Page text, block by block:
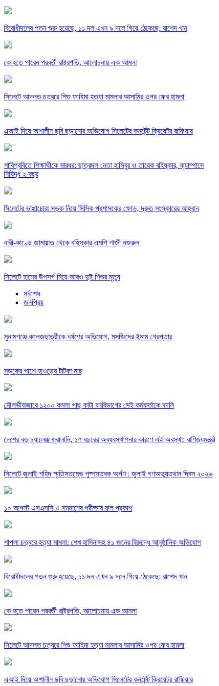
বিরোধীদলের পতন শুরু হয়েছে, ১১ দল এখন ৯ দলে গিয়ে ঠেকেছে: রাশেদ খান
কে হতে পারেন পরবর্তী রাষ্ট্রপতি, আলোচনায় এক আমলা
সিলেটে আদলত চত্বরে শিশু ফাহিমা হত্যা মামলার আসামির ওপর ফের হামলা
এআই দিয়ে অশালীন ছবি ছড়ানোর অভিযোগ সিলেটের কনটেন্ট ক্রিয়েটর রাফিয়ার
শাবিপ্রবিতে শিক্ষার্থীকে মারধর: ছাত্রদল নেতা হাসিবুর ও তারেক বহিষ্কার, ক্যাম্পাসে
নিষিদ্ধ ২ বছর
সিলেটের ভাঙাচোরা সড়ক নিয়ে সিসিক প্রশাসকের ক্ষোভ, দ্রুত সংস্কারের আহ্বান
নারী-কাণ্ডে জামায়াত থেকে বহিস্কার এমপি গাজী নজরুল
সিলেটে হামের উপসর্গ নিয়ে আরও দুই শিশুর মৃত্যু
সর্বশেষ
জনপ্রিয়
সুনামগঞ্জে কলেজছাত্রীকে ধর্ষণের অভিযোগ, মসজিদের ইমাম গ্রেপ্তার
সড়কের পাশে হাওড়ের টাটকা মাছ
মৌলভীবাজারে ১২০০ কমলা গাছ কাটা বনবিভাগের সেই কর্মকর্তাকে বদলি
দেশের বড় চ্যালেঞ্জ জ্বালানি, ১৭ বছরের অব্যবস্থাপনার কারণে এই অবস্থা: বাণিজ্যমন্ত্রী
সিলেটে জুলাই শহিদ স্মৃতিস্তম্ভে পুষ্পস্তবক অর্পণ : জুলাই গণঅভ্যুত্থান দিবস ২০২৬
১০ আগস্ট এসএসসি ও সমমানের পরীক্ষার ফল প্রকাশ
শাপলা চত্বরে হত্যা মামলা: শেখ হাসিনাসহ ৪১ জনের বিরুদ্ধে আনুষ্ঠানিক অভিযোগ
বিরোধীদলের পতন শুরু হয়েছে, ১১ দল এখন ৯ দলে গিয়ে ঠেকেছে: রাশেদ খান
কে হতে পারেন পরবর্তী রাষ্ট্রপতি, আলোচনায় এক আমলা
সিলেটে আদলত চত্বরে শিশু ফাহিমা হত্যা মামলার আসামির ওপর ফের হামলা
এআই দিয়ে অশালীন ছবি ছড়ানোর অভিযোগ সিলেটের কনটেন্ট ক্রিয়েটর রাফিয়ার